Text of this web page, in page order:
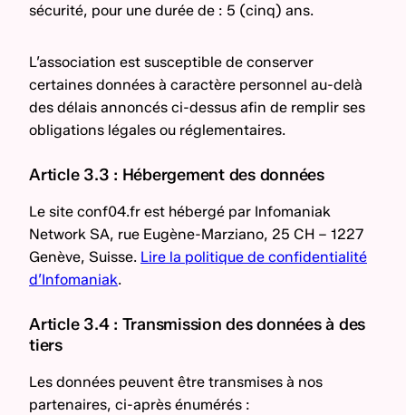
sécurité, pour une durée de : 5 (cinq) ans.
L’association est susceptible de conserver
certaines données à caractère personnel au-delà
des délais annoncés ci-dessus afin de remplir ses
obligations légales ou réglementaires.
Article 3.3 : Hébergement des données
Le site conf04.fr est hébergé par Infomaniak
Network SA, rue Eugène-Marziano, 25 CH – 1227
Genève, Suisse. Lire la politique de confidentialité
d’Infomaniak.
Article 3.4 : Transmission des données à des
tiers
Les données peuvent être transmises à nos
partenaires, ci-après énumérés :